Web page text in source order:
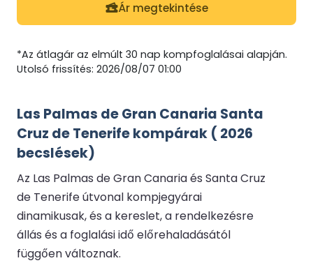
Ár megtekintése
*Az átlagár az elmúlt 30 nap kompfoglalásai alapján.
Utolsó frissítés: 2026/08/07 01:00
Las Palmas de Gran Canaria Santa
Cruz de Tenerife kompárak ( 2026
becslések)
Az Las Palmas de Gran Canaria és Santa Cruz
de Tenerife útvonal kompjegyárai
dinamikusak, és a kereslet, a rendelkezésre
állás és a foglalási idő előrehaladásától
függően változnak.